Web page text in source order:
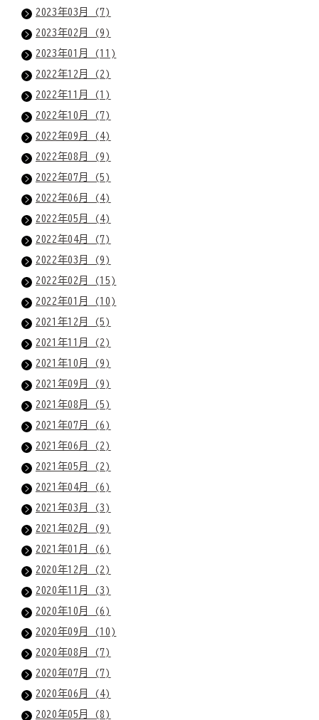
2023年03月 (7)
2023年02月 (9)
2023年01月 (11)
2022年12月 (2)
2022年11月 (1)
2022年10月 (7)
2022年09月 (4)
2022年08月 (9)
2022年07月 (5)
2022年06月 (4)
2022年05月 (4)
2022年04月 (7)
2022年03月 (9)
2022年02月 (15)
2022年01月 (10)
2021年12月 (5)
2021年11月 (2)
2021年10月 (9)
2021年09月 (9)
2021年08月 (5)
2021年07月 (6)
2021年06月 (2)
2021年05月 (2)
2021年04月 (6)
2021年03月 (3)
2021年02月 (9)
2021年01月 (6)
2020年12月 (2)
2020年11月 (3)
2020年10月 (6)
2020年09月 (10)
2020年08月 (7)
2020年07月 (7)
2020年06月 (4)
2020年05月 (8)